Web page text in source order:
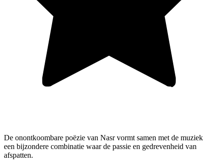
De onontkoombare poëzie van Nasr vormt samen met de muziek
een bijzondere combinatie waar de passie en gedrevenheid van
afspatten.